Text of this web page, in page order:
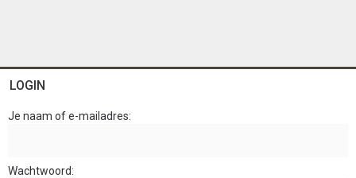
LOGIN
Je naam of e-mailadres
Wachtwoord